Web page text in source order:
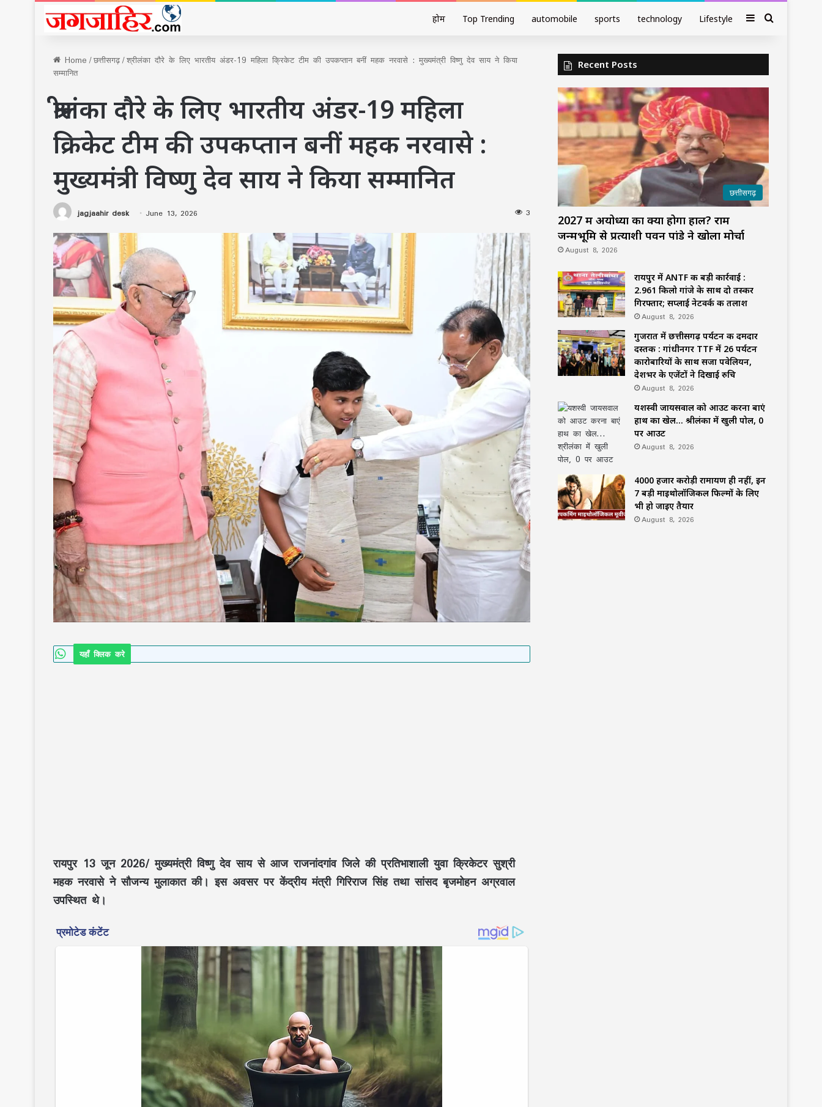
होम Top Trending automobile sports technology Lifestyle SidebarSearch
Home/छत्तीसगढ़/श्रीलंका दौरे के लिए भारतीय अंडर-19 महिला क्रिकेट टीम की उपकप्तान बनीं महक नरवासे : मुख्यमंत्री विष्णु देव साय ने किया
सम्मानित
श्रीलंका दौरे के लिए भारतीय अंडर-19 महिला
क्रिकेट टीम की उपकप्तान बनीं महक नरवासे :
मुख्यमंत्री विष्णु देव साय ने किया सम्मानित
jagjaahir desk June 13, 2026 3
यहाँ क्लिक करे
रायपुर 13 जून 2026/ मुख्यमंत्री विष्णु देव साय से आज राजनांदगांव जिले की प्रतिभाशाली युवा क्रिकेटर सुश्री
महक नरवासेने सौजन्य मुलाकात की। इस अवसर परकेंद्रीय मंत्री गिरिराज सिंहतथासांसद बृजमोहन अग्रवाल
उपस्थित थे।
Recent Posts
छत्तीसगढ़
2027 में अयोध्या का क्या होगा हाल? राम
जन्मभूमि से प्रत्याशी पवन पांडे ने खोला मोर्चा
August 8, 2026
रायपुर में ANTF की बड़ी कार्रवाई :
2.961 किलो गांजे के साथ दो तस्कर
गिरफ्तार; सप्लाई नेटवर्क की तलाश
August 8, 2026
गुजरात में छत्तीसगढ़ पर्यटन की दमदार
दस्तक : गांधीनगर TTF में 26 पर्यटन
कारोबारियों के साथ सजा पवेलियन,
देशभर के एजेंटों ने दिखाई रुचि
August 8, 2026
यशस्वी जायसवाल को आउट करना बाएं
हाथ का खेल… श्रीलंका में खुली पोल, 0
पर आउट
August 8, 2026
4000 हजार करोड़ी रामायण ही नहीं, इन
7 बड़ी माइथोलॉजिकल फिल्मों के लिए
भी हो जाइए तैयार
August 8, 2026